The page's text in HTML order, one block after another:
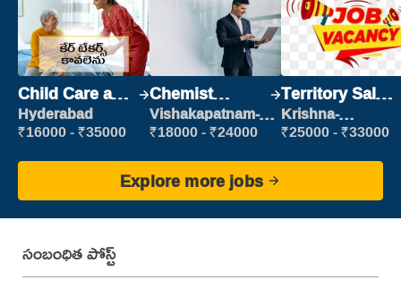
Child Care and
Patient care
Hyderabad
₹16000 - ₹35000
Chemist
Production
Executive
Vishakapatnam-
new
₹18000 - ₹24000
Territory Sales
Manager
Krishna-
vijayawada
₹25000 - ₹33000
Explore more jobs
సంబంధిత పోస్ట్